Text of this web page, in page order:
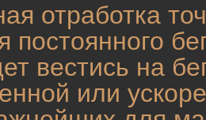
отработка
постоянного
вестись на
или